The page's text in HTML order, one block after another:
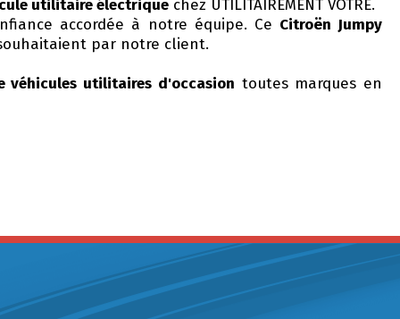
utilitaire électrique chez UTILITAIREMENT VÔTRE.
accordée à notre équipe. Ce Citroën Jumpy
par notre client.
véhicules utilitaires d'occasion toutes marques en